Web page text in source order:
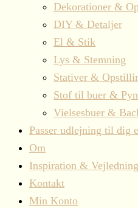
Dekorationer &
DIY & Detaljer
El & Stik
Lys & Stemning
Stativer &
Stof til buer &
Vielsesbuer &
Passer udlejning til dig
Om
Inspiration &
Kontakt
Min Konto